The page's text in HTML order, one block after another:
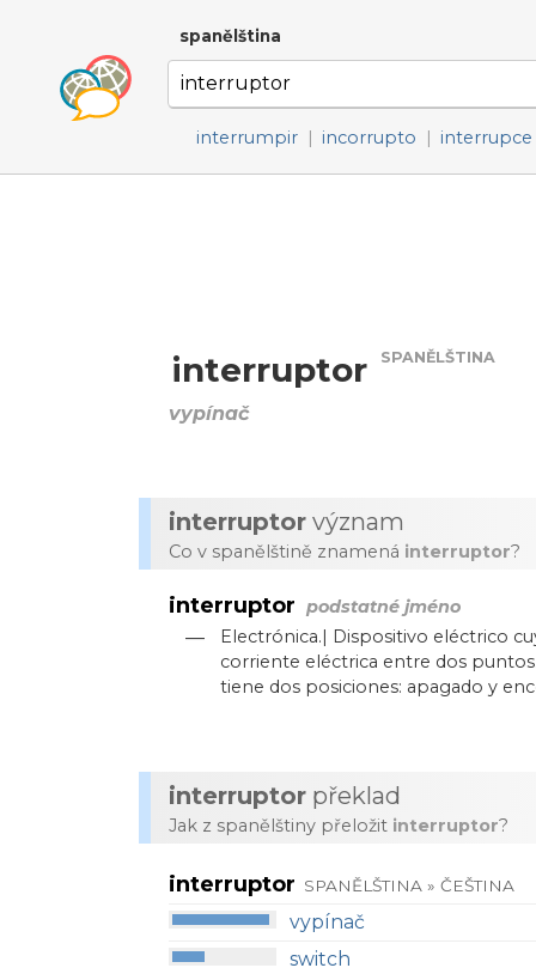
spanělština
interrumpir | incorrupto | interrupce
interruptor SPANĚLŠTINA
vypínač
interruptor význam
Co v spanělštině znamená interruptor?
interruptor podstatné jméno
—
Electrónica.| Dispositivo eléctrico
corriente eléctrica entre dos
tiene dos posiciones: apagado y
interruptor překlad
Jak z spanělštiny přeložit interruptor?
interruptor SPANĚLŠTINA » ČEŠTINA
vypínač
switch